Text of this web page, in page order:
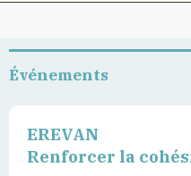
Événements
EREVAN
Renforcer la